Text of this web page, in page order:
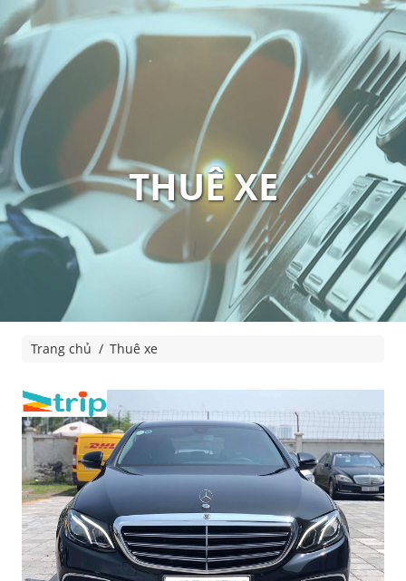
THUÊ XE
Trang chủ Thuê xe